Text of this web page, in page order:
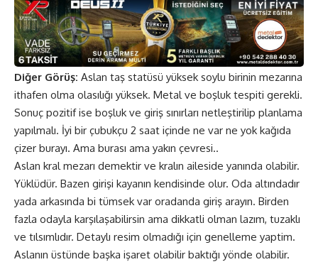
Diğer Görüş: Aslan taş statüsü yüksek soylu birinin mezarına
ithafen olma olasılığı yüksek. Metal ve boşluk tespiti gerekli.
Sonuç pozitif ise boşluk ve giriş sınırları netleştirilip planlama
yapılmalı. İyi bir çubukçu 2 saat içinde ne var ne yok kağıda
çizer burayı. Ama burası ama yakın çevresi..
Aslan kral mezarı demektir ve kralın aileside yanında olabilir.
Yüklüdür. Bazen girişi kayanın kendisinde olur. Oda altındadır
yada arkasında bi tümsek var oradanda giriş arayın. Birden
fazla odayla karşılaşabilirsin ama dikkatli olman lazım, tuzaklı
ve tılsımlıdır. Detaylı resim olmadığı için genelleme yaptim.
Aslanın üstünde başka işaret olabilir baktığı yönde olabilir.